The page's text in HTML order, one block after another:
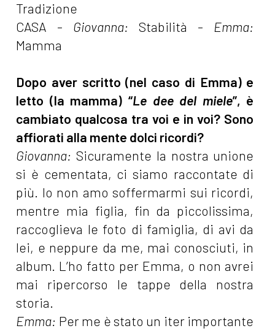
Tradizione
CASA - Giovanna: Stabilità - Emma:
Mamma
Dopo aver scritto (nel caso di Emma) e
letto (la mamma) “Le dee del miele”, è
cambiato qualcosa tra voi e in voi? Sono
affiorati alla mente dolci ricordi?
Giovanna: Sicuramente la nostra unione
si è cementata, ci siamo raccontate di
più. Io non amo soffermarmi sui ricordi,
mentre mia figlia, fin da piccolissima,
raccoglieva le foto di famiglia, di avi da
lei, e neppure da me, mai conosciuti, in
album. L’ho fatto per Emma, o non avrei
mai ripercorso le tappe della nostra
storia.
Emma: Per me è stato un iter importante